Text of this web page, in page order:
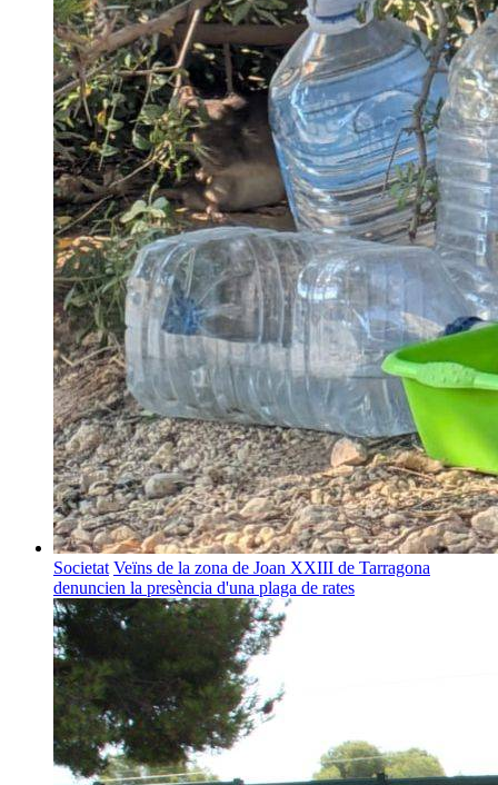
Societat Veïns de la zona de Joan XXIII de Tarragona
denuncien la presència d'una plaga de rates